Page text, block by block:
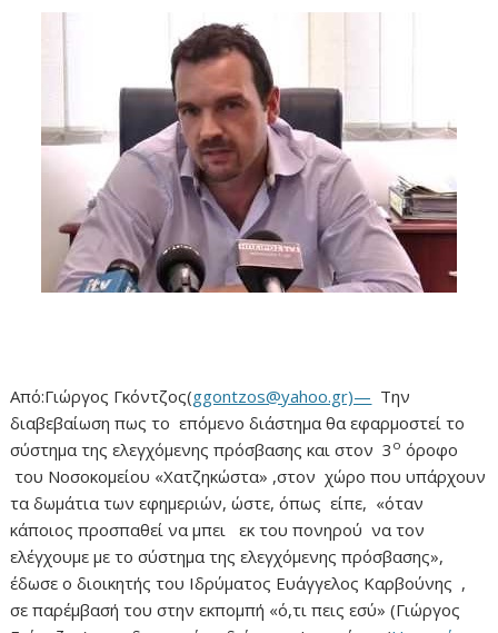
Από:Γιώργος Γκόντζος(ggontzos@yahoo.gr)— Την
διαβεβαίωση πως το επόμενο διάστημα θα εφαρμοστεί το
σύστημα της ελεγχόμενης πρόσβασης και στον 3 ο όροφο
του Νοσοκομείου «Χατζηκώστα» ,στον χώρο που υπάρχουν
τα δωμάτια των εφημεριών, ώστε, όπως είπε, «όταν
κάποιος προσπαθεί να μπει εκ του πονηρού να τον
ελέγχουμε με το σύστημα της ελεγχόμενης πρόσβασης»,
έδωσε ο διοικητής του Ιδρύματος Ευάγγελος Καρβούνης ,
σε παρέμβασή του στην εκπομπή «ό,τι πεις εσύ» (Γιώργος